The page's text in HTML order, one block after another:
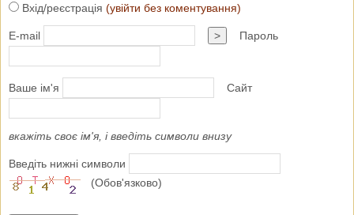
Вхід/реєстрація (увійти без коментування)
E-mail > Пароль
Ваше ім'я Сайт
вкажіть своє ім'я, і введіть символи внизу
Введіть нижні символи
(Обов'язково)